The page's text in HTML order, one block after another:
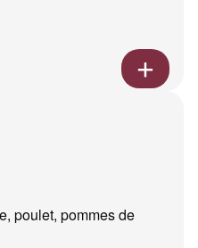
poulet, pommes de